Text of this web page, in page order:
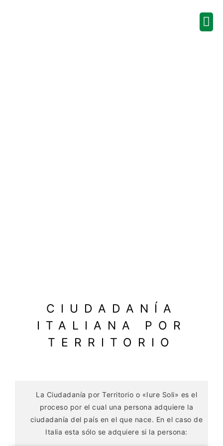
CIUDADANÍA
ITALIANA POR
TERRITORIO
La Ciudadanía por Territorio o «Iure Soli» es el
proceso por el cual una persona adquiere la
ciudadanía del país en el que nace. En el caso de
Italia esta sólo se adquiere si la persona: